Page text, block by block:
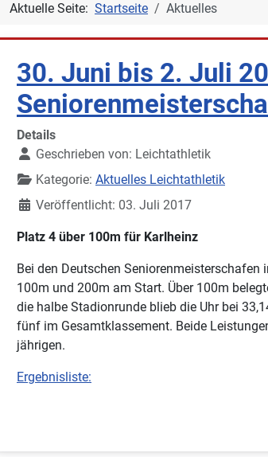
Aktuelle Seite: Startseite Aktuelles
30. Juni bis 2. Juli
Details
Geschrieben von: Leichtathletik
Kategorie: Aktuelles Leichtathletik
Veröffentlicht: 03. Juli 2017
Platz 4 über 100m für Karlheinz
Bei den Deutschen
100m und 200m am Start. Über 100m
die halbe Stadionrunde blieb die Uhr bei
fünf im Gesamtklassement. Beide
jährigen.
Ergebnisliste: